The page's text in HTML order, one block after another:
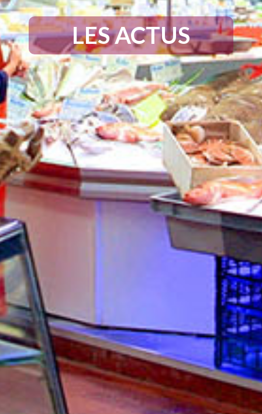
LES ACTUS